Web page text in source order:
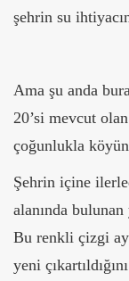
şehrin su
Ama şu anda
20’si mevcut
çoğunlukla
Şehrin içine
alanında
Bu renkli çizgi
yeni